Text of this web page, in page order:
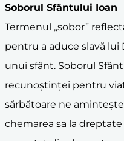
Soborul Sfântului Ioan
Termenul „sobor”
pentru a aduce slavă
unui sfânt. Soborul
recunoștinței pentru
sărbătoare ne
chemarea sa la dreptate